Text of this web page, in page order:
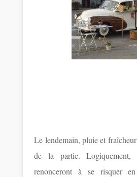
Le lendemain, pluie et
de la partie. Logiquement,
renonceront à se risquer